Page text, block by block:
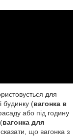
для
будинку (вагонка в
або під годину
вагонка для
що вагонка з